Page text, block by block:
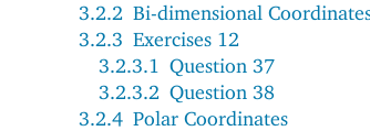
3.2.2 Bi-dimensional
3.2.3 Exercises 12
3.2.3.1 Question 37
3.2.3.2 Question 38
3.2.4 Polar Coordinates